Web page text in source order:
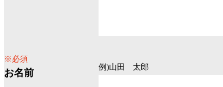
お名前
※必須
例)山田 太郎